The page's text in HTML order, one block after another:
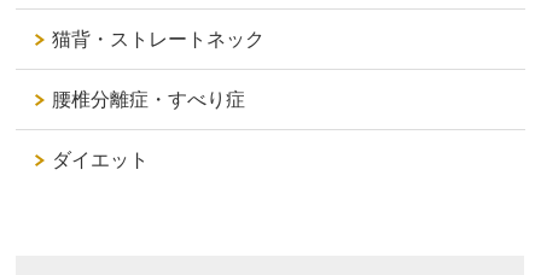
猫背・ストレートネック
腰椎分離症・すべり症
ダイエット